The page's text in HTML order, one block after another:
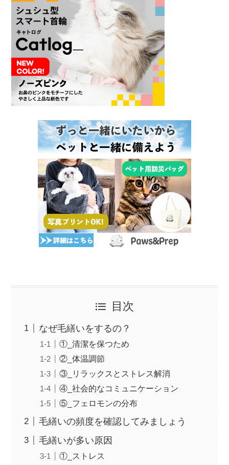
目次
なぜ毛繕いをするの？
①_清潔を保つため
②_体温調節
③_リラックスとストレス解消
④_社会的なコミュニケーション
⑤_フェロモンの分布
毛繕いの頻度を確認してみましょう
毛繕いが多い原因
①_ストレス